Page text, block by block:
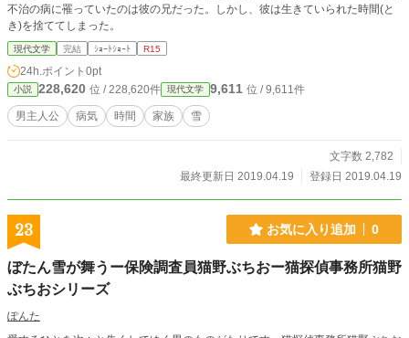
不治の病に罹っていたのは彼の兄だった。しかし、彼は生きていられた時間(と
き)を捨ててしまった。
現代文学 完結 ｼｮｰﾄｼｮｰﾄ R15
24h.ポイント 0pt
小説 228,620 位 / 228,620件 現代文学 9,611 位 / 9,611件
男主人公 病気 時間 家族 雪
文字数 2,782
最終更新日 2019.04.19
登録日 2019.04.19
23 お気に入り追加 0
ぼたん雪が舞うー保険調査員猫野ぶちおー猫探偵事務所猫野
ぶちおシリーズ
ぽんた